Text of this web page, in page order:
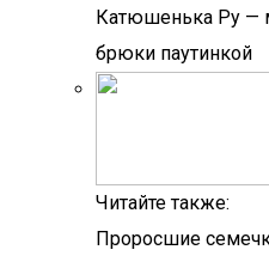
Катюшенька Ру —
брюки паутинкой
Читайте также:
Проросшие